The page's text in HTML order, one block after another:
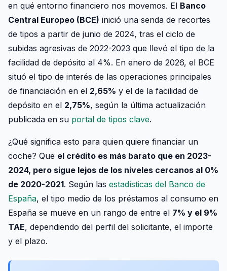
en qué entorno financiero nos movemos. El Banco
Central Europeo (BCE) inició una senda de recortes
de tipos a partir de junio de 2024, tras el ciclo de
subidas agresivas de 2022-2023 que llevó el tipo de la
facilidad de depósito al 4%. En enero de 2026, el BCE
situó el tipo de interés de las operaciones principales
de financiación en el 2,65% y el de la facilidad de
depósito en el 2,75%, según la última actualización
publicada en su portal de tipos clave.
¿Qué significa esto para quien quiere financiar un
coche? Que el crédito es más barato que en 2023-
2024, pero sigue lejos de los niveles cercanos al 0%
de 2020-2021. Según las estadísticas del Banco de
España, el tipo medio de los préstamos al consumo en
España se mueve en un rango de entre el 7% y el 9%
TAE, dependiendo del perfil del solicitante, el importe
y el plazo.